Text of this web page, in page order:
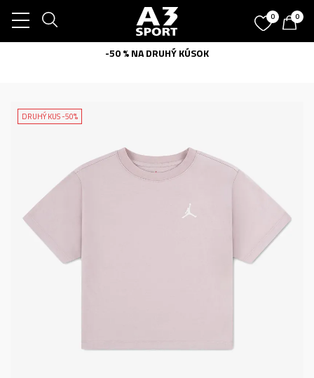
0 0
-50 % NA DRUHÝ KÚSOK
DRUHÝ KUS -50%